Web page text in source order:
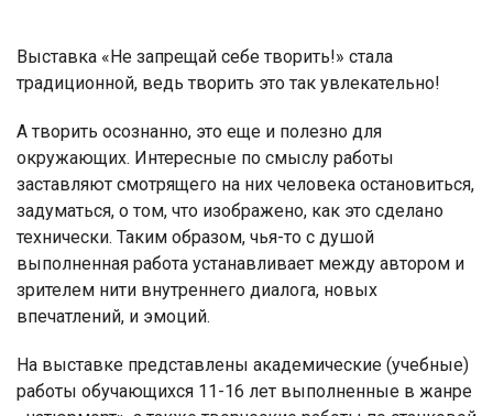
Выставка «Не запрещай себе творить!» стала
традиционной, ведь творить это так увлекательно!
А творить осознанно, это еще и полезно для
окружающих. Интересные по смыслу работы
заставляют смотрящего на них человека остановиться,
задуматься, о том, что изображено, как это сделано
технически. Таким образом, чья-то с душой
выполненная работа устанавливает между автором и
зрителем нити внутреннего диалога, новых
впечатлений, и эмоций.
На выставке представлены академические (учебные)
работы обучающихся 11-16 лет выполненные в жанре